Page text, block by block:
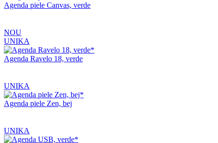
Agenda piele Canvas, verde
NOU
UNIKA
Agenda Ravelo 18, verde
UNIKA
Agenda piele Zen, bej
UNIKA